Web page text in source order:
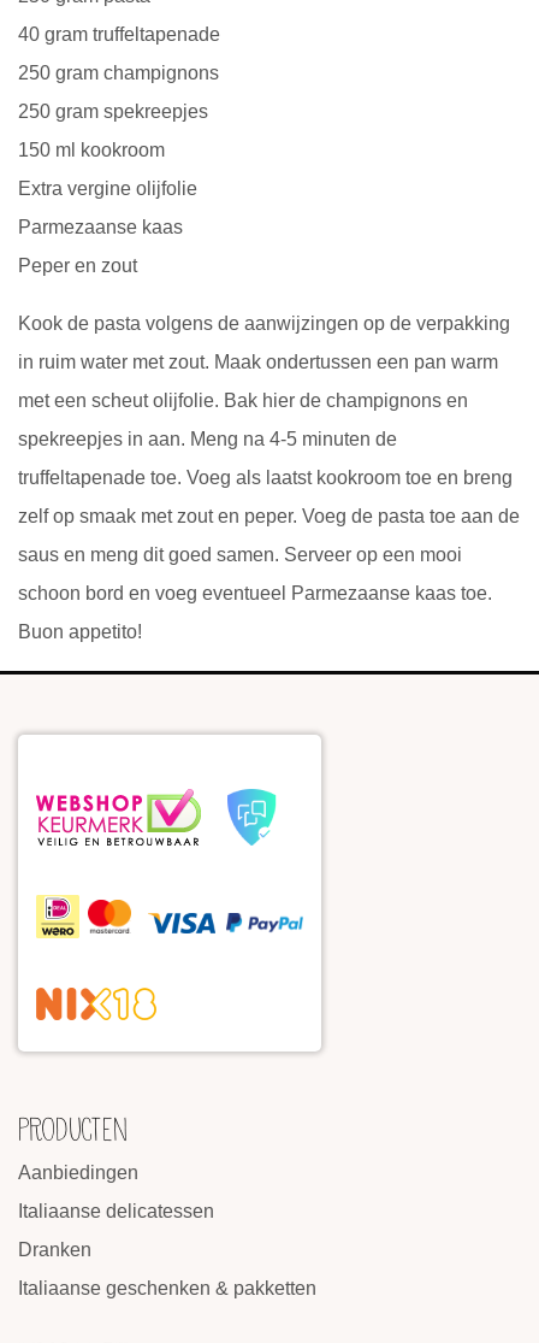
VERKOOPPUNTEN
MIJN ACCOUNT
WINKELWAGEN
40 gram truffeltapenade
250 gram champignons
250 gram spekreepjes
150 ml kookroom
Extra vergine olijfolie
Parmezaanse kaas
Peper en zout
Kook de pasta volgens de aanwijzingen op de verpakking
in ruim water met zout. Maak ondertussen een pan warm
met een scheut olijfolie. Bak hier de champignons en
spekreepjes in aan. Meng na 4-5 minuten de
truffeltapenade toe. Voeg als laatst kookroom toe en breng
zelf op smaak met zout en peper. Voeg de pasta toe aan de
saus en meng dit goed samen. Serveer op een mooi
schoon bord en voeg eventueel Parmezaanse kaas toe.
Buon appetito!
PRODUCTEN
Aanbiedingen
Italiaanse delicatessen
Dranken
Italiaanse geschenken & pakketten